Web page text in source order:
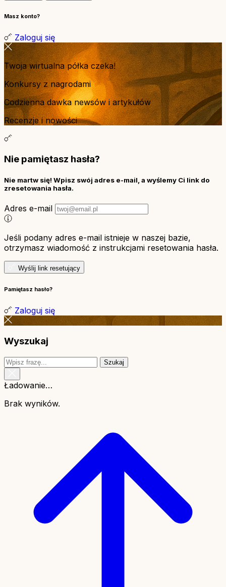
Masz konto?
Zaloguj się
Twoja wirtualna półka czeka!
Konkursy z nagrodami
Codzienna dawka newsów i artykułów
Recenzje i nowości
Nie pamiętasz hasła?
Nie martw się! Wpisz swój adres e-mail, a wyślemy Ci link do
zresetowania hasła.
Adres e-mail
Jeśli podany adres e-mail istnieje w naszej bazie,
otrzymasz wiadomość z instrukcjami resetowania hasła.
Wyślij link resetujący
Pamiętasz hasło?
Zaloguj się
Wyszukaj
Szukaj
Ładowanie…
Brak wyników.